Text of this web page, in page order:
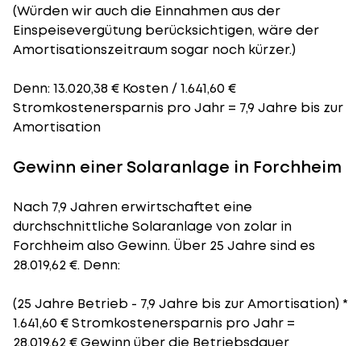
(Würden wir auch die Einnahmen aus der
Einspeisevergütung berücksichtigen, wäre der
Amortisationszeitraumsogar noch kürzer.)
Denn: 13.020,38 € Kosten / 1.641,60 €
Stromkostenersparnis pro Jahr = 7,9 Jahre bis zur
Amortisation
Gewinn einer Solaranlage in Forchheim
Nach 7,9 Jahren erwirtschaftet eine
durchschnittliche Solaranlage von zolar in
Forchheim also Gewinn. Über 25 Jahre sind es
28.019,62 €. Denn:
(25 Jahre Betrieb - 7,9 Jahre bis zur Amortisation) *
1.641,60 € Stromkostenersparnis pro Jahr =